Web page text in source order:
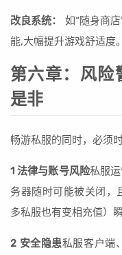
改良系统：
如“随身商
能,大幅提升游戏舒适度。
第六章：风
是非
畅游私服的同时，必须
1 法律与账号风险私服
务器随时可能被关闭，
多私服也有变相充值）
2 安全隐患私服客户端